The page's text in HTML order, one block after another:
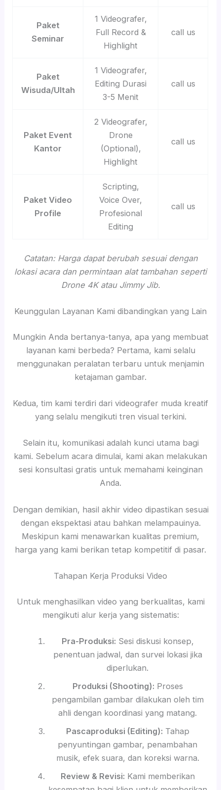
Paket
Seminar
1 Videografer,
Full Record &
Highlight
call us
Paket
Wisuda/Ultah
1 Videografer,
Editing Durasi
3-5 Menit
call us
Paket Event
Kantor
2 Videografer,
Drone
(Optional),
Highlight
call us
Paket Video
Profile
Scripting,
Voice Over,
Profesional
Editing
call us
Catatan: Harga dapat berubah sesuai dengan
lokasi acara dan permintaan alat tambahan seperti
Drone 4K atau Jimmy Jib.
Keunggulan Layanan Kami dibandingkan yang Lain
Mungkin Anda bertanya-tanya, apa yang membuat
layanan kami berbeda? Pertama, kami selalu
menggunakan peralatan terbaru untuk menjamin
ketajaman gambar.
Kedua, tim kami terdiri dari videografer muda kreatif
yang selalu mengikuti tren visual terkini.
Selain itu, komunikasi adalah kunci utama bagi
kami. Sebelum acara dimulai, kami akan melakukan
sesi konsultasi gratis untuk memahami keinginan
Anda.
Dengan demikian, hasil akhir video dipastikan sesuai
dengan ekspektasi atau bahkan melampauinya.
Meskipun kami menawarkan kualitas premium,
harga yang kami berikan tetap kompetitif di pasar.
Tahapan Kerja Produksi Video
Untuk menghasilkan video yang berkualitas, kami
mengikuti alur kerja yang sistematis:
Pra-Produksi: Sesi diskusi konsep,
penentuan jadwal, dan survei lokasi jika
diperlukan.
Produksi (Shooting): Proses
pengambilan gambar dilakukan oleh tim
ahli dengan koordinasi yang matang.
Pascaproduksi (Editing): Tahap
penyuntingan gambar, penambahan
musik, efek suara, dan koreksi warna.
Review & Revisi: Kami memberikan